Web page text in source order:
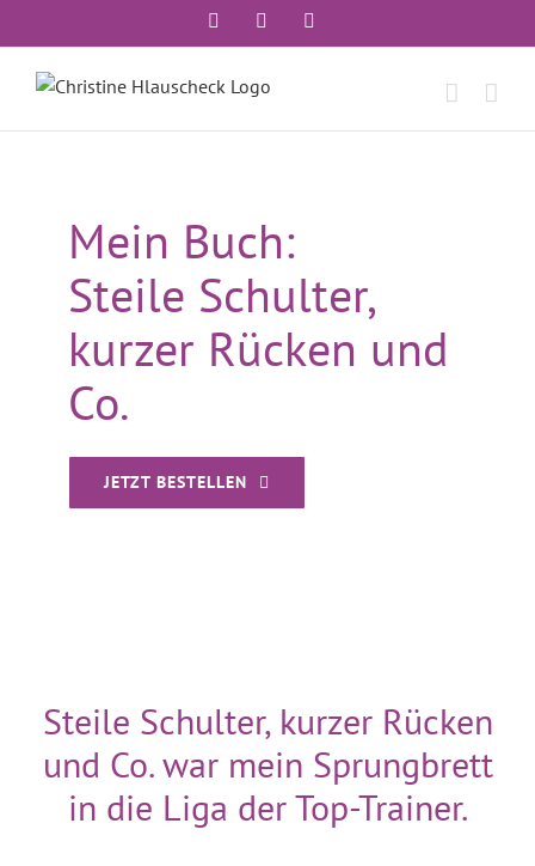
Inhalt
springen
InstagramFacebook
Mein Buch:
Steile Schulter,
kurzer Rücken und
Co.
JETZT BESTELLEN
Steile Schulter, kurzer Rücken
und Co. war mein Sprungbrett
in die Liga der Top-Trainer.